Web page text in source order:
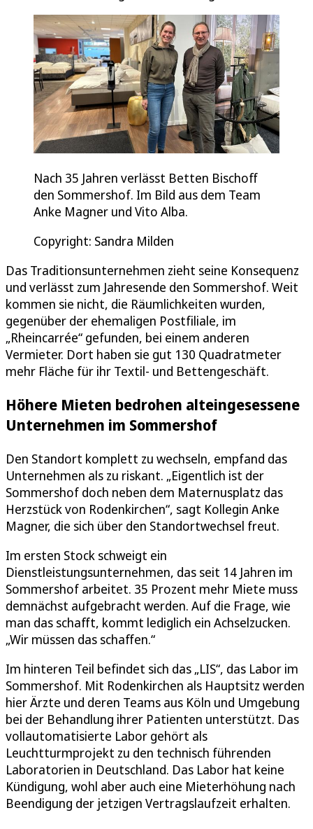
Nach 35 Jahren verlässt Betten Bischoff
den Sommershof. Im Bild aus dem Team
Anke Magner und Vito Alba.
Copyright: Sandra Milden
Das Traditionsunternehmen zieht seine Konsequenz
und verlässt zum Jahresende den Sommershof. Weit
kommen sie nicht, die Räumlichkeiten wurden,
gegenüber der ehemaligen Postfiliale, im
„Rheincarrée“ gefunden, bei einem anderen
Vermieter. Dort haben sie gut 130 Quadratmeter
mehr Fläche für ihr Textil- und Bettengeschäft.
Höhere Mieten bedrohen alteingesessene
Unternehmen im Sommershof
Den Standort komplett zu wechseln, empfand das
Unternehmen als zu riskant. „Eigentlich ist der
Sommershof doch neben dem Maternusplatz das
Herzstück von Rodenkirchen“, sagt Kollegin Anke
Magner, die sich über den Standortwechsel freut.
Im ersten Stock schweigt ein
Dienstleistungsunternehmen, das seit 14 Jahren im
Sommershof arbeitet. 35 Prozent mehr Miete muss
demnächst aufgebracht werden. Auf die Frage, wie
man das schafft, kommt lediglich ein Achselzucken.
„Wir müssen das schaffen.“
Im hinteren Teil befindet sich das „LIS“, das Labor im
Sommershof. Mit Rodenkirchen als Hauptsitz werden
hier Ärzte und deren Teams aus Köln und Umgebung
bei der Behandlung ihrer Patienten unterstützt. Das
vollautomatisierte Labor gehört als
Leuchtturmprojekt zu den technisch führenden
Laboratorien in Deutschland. Das Labor hat keine
Kündigung, wohl aber auch eine Mieterhöhung nach
Beendigung der jetzigen Vertragslaufzeit erhalten.